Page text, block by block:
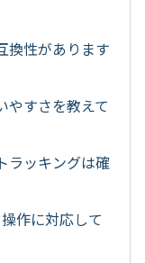
換性があります
やすさを教えて
ラッキングは確
作に対応して